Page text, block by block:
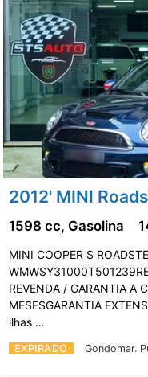
2012' MINI
EXPIRADO Gondomar.
1598 cc, Gasolina
MINI COOPER S
REVENDA / GARANTIA A
MESESGARANTIA
ilhas …